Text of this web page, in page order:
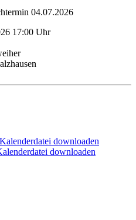
04.07.2026
17:00 Uhr
downloaden
downloaden